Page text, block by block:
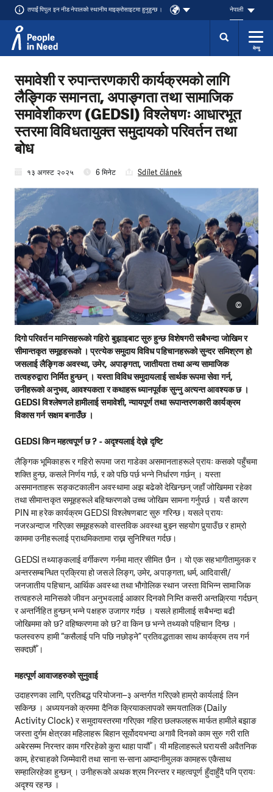
तपाईं पिपुल इन नीड नेपालको स्थानीय माइक्रोसाइटमा हुनुहुन्छ । नेपाली
मेन्यु
समावेशी र रुपान्तरणकारी कार्यक्रमको लागि
लैङ्गिक समानता, अपाङ्गता तथा सामाजिक
समावेशीकरण (GEDSI) विश्लेषणः आधारभूत
स्तरमा विविधतायुक्त समुदायको परिवर्तन तथा
बोध
१३ अगस्ट २०२५ 6 मिनेट Sdílet článek
दिगो परिवर्तन मानिसहरूको गहिरो बुझाइबाट सुरु हुन्छ विशेषगरी सबैभन्दा जोखिम र
सीमान्तकृत समूहहरूको । प्रत्येक समुदाय विविध पहिचानहरूको सुन्दर समिश्रण हो
जसलाई लैङ्गिक अवस्था, उमेर, अपाङ्गता, जातीयता तथा अन्य सामाजिक
तत्वहरुद्वारा निर्मित हुन्छन् । यस्ता विविध समुदायलाई सार्थक रूपमा सेवा गर्न,
उनीहरूको अनुभव, आवश्यकता र कथाहरू ध्यानपूर्वक सुन्नु अत्यन्त आवश्यक छ ।
GEDSI विश्लेषणले हामीलाई समावेशी, न्यायपूर्ण तथा रूपान्तरणकारी कार्यक्रम
विकास गर्न सक्षम बनाउँछ ।
©
GEDSI किन महत्वपूर्ण छ ? - अदृश्यलाई देख्ने दृष्टि
लैङ्गिक भूमिकाहरू र गहिरो रूपमा जरा गाडेका असमानताहरूले प्रायः कसको पहुँचमा
शक्ति हुन्छ, कसले निर्णय गर्छ, र को पछि पर्छ भन्ने निर्धारण गर्छन् । यस्ता
असमानताहरू सङ्कटकालीन अवस्थामा अझ बढेको देखिन्छन् जहाँ जोखिममा रहेका
तथा सीमान्तकृत समूहहरूले बहिष्करणको उच्च जोखिम सामना गर्नुपर्छ । यसै कारण
PIN मा हरेक कार्यक्रम GEDSI विश्लेषणबाट सुरु गरिन्छ। यसले प्रायः
नजरअन्दाज गरिएका समूहहरूको वास्तविक अवस्था बुझ्न सहयोग पुर्‍याउँछ र हाम्रो
काममा उनीहरूलाई प्राथमिकतामा राख्न सुनिश्चित गर्दछ।
GEDSI तथ्याङ्कलाई वर्गीकरण गर्नमा मात्र सीमित छैन । यो एक सहभागीतामुलक र
अन्तरसम्बन्धित प्रक्रिया हो जसले लिङ्ग, उमेर, अपाङ्गता, धर्म, आदिवासी/
जनजातीय पहिचान, आर्थिक अवस्था तथा भौगोलिक स्थान जस्ता विभिन्न सामाजिक
तत्वहरुले मानिसको जीवन अनुभवलाई आकार दिनको निम्ति कसरी अन्तक्र्रिया गर्दछन्
र अन्तर्निहित हुन्छन् भन्ने पक्षहरु उजागर गर्दछ । यसले हामीलाई सबैभन्दा बढी
जोखिममा को छ? वहिष्करणमा को छ? वा किन छ भन्ने तथ्यको पहिचान दिन्छ ।
फलस्वरुप हामी “कसैलाई पनि पछि नछोड्ने” प्रतिवद्धताका साथ कार्यक्रम तय गर्न
सक्दछौँ ।
महत्पूर्ण आवाजहरुको सुनुवाई
उदाहरणका लागि, प्रतिबद्ध परियोजना–३ अन्तर्गत गरिएको हाम्रो कार्यलाई लिन
सकिन्छ । अध्ययनको क्रममा दैनिक क्रियाकलापको समयतालिक (Daily
Activity Clock) र समुदायस्तरमा गरिएका गहिरा छलफलहरू मार्फत हामीले बझाङ
जस्ता दुर्गम क्षेत्रका महिलाहरू बिहान सूर्योदयभन्दा अगावै दिनको काम सुरु गरी राति
अबेरसम्म निरन्तर काम गरिरहेको कुरा थाहा पायौँ । यी महिलाहरूले घरायसी अवैतनिक
काम, हेरचाहको जिम्मेवारी तथा साना स-साना आम्दानीमुलक कामहरू एकैसाथ
सम्हालिरहेका हुन्छन् । उनीहरूको अथक श्रम निरन्तर र महत्वपूर्ण हुँदाहुँदै पनि प्रायः
अदृश्य रहन्छ ।